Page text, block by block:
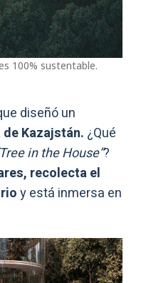
100% sustentable.
diseñó un
Kazajstán. ¿Qué
in the House”?
recolecta el
y está inmersa en